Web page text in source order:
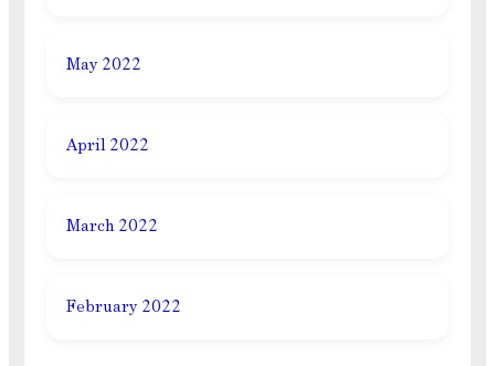
May 2022
April 2022
March 2022
February 2022